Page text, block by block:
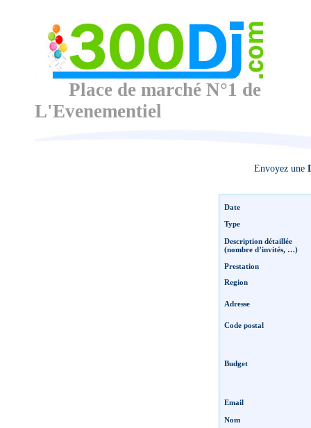
Place de marché N°1 de
L'Evenementiel
Envoyez une
Date
Type
Description détaillée
(nombre d’invités, …)
Prestation
Region
Adresse
Code postal
Budget
Email
Nom